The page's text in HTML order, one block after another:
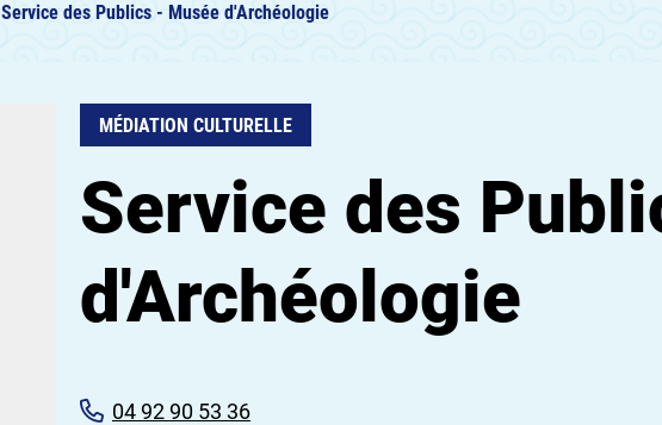
Service des Publics - Musée d'Archéologie
MÉDIATION CULTURELLE
Service des
d'Archéologie
04 92 90 53 36